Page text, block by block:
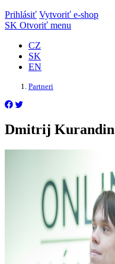
Prihlásiť Vytvoriť e-shop
SK Otvoriť menu
CZ
SK
EN
Partneri
Dmitrij Kurandin